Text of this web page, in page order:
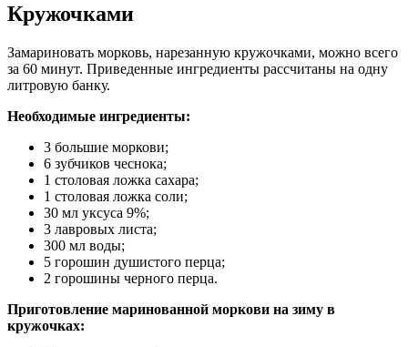
Кружочками
Замариновать морковь, нарезанную кружочками, можно всего
за 60 минут. Приведенные ингредиенты рассчитаны на одну
литровую банку.
Необходимые ингредиенты:
3 большие моркови;
6 зубчиков чеснока;
1 столовая ложка сахара;
1 столовая ложка соли;
30 мл уксуса 9%;
3 лавровых листа;
300 мл воды;
5 горошин душистого перца;
2 горошины черного перца.
Приготовление маринованной моркови на зиму в
кружочках: